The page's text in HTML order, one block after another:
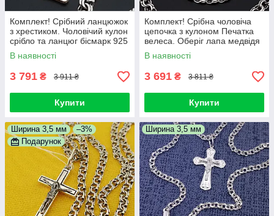
Комплект! Срібний ланцюжок
з хрестиком. Чоловічий кулон
срібло та ланцюг бісмарк 925
60 см
В наявності
3 791 ₴ 3 911 ₴
Купити
Комплект! Срібна чоловіча
цепочка з кулоном Печатка
велеса. Оберіг лапа медвідя
та ланцюг бісмарк 925 60 см
В наявності
3 691 ₴ 3 811 ₴
Купити
Ширина 3,5 мм
–3%
Подарунок
Ширина 3,5 мм